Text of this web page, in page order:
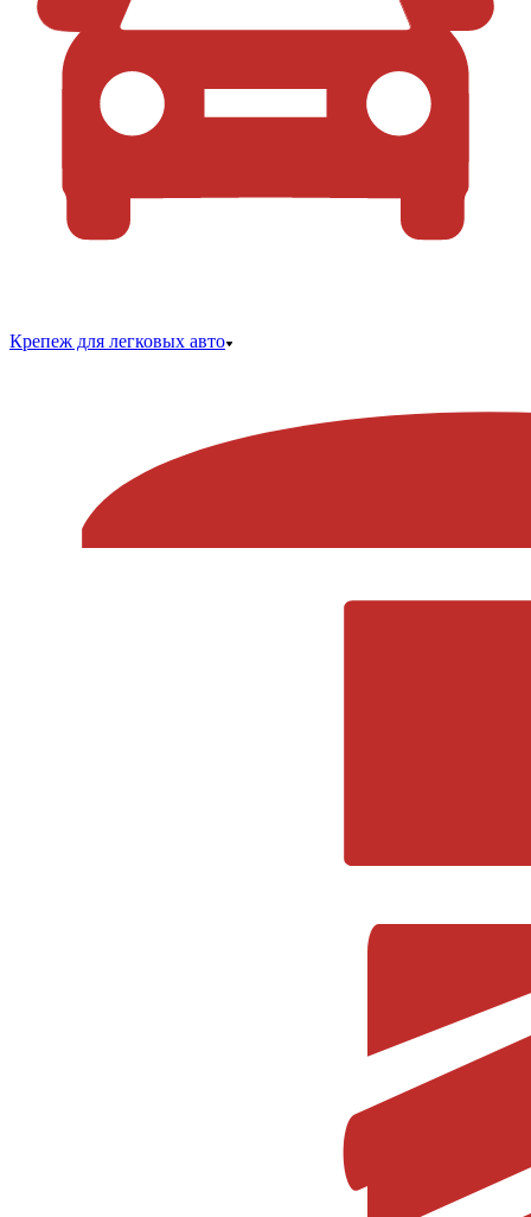
Крепеж для легковых авто